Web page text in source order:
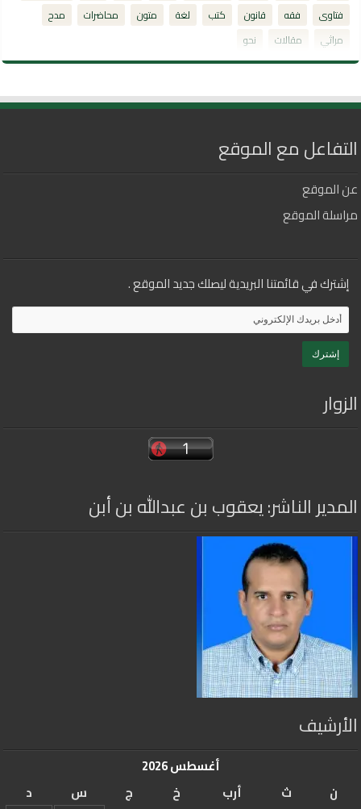
فتاوى
فقه قانون كتب لغة متون محاضرات
مدح
مراثي
مقالات نحو
التفاعل مع الموقع
عن الموقع
مراسلة الموقع
إشترك في قائمتنا البريدية ليصلك جديد الموقع .
الزوار
المدير الناشر: يعقوب بن عبدالله بن أبن
الأرشيف
أغسطس 2026
ن
ث أرب خ ج س
د